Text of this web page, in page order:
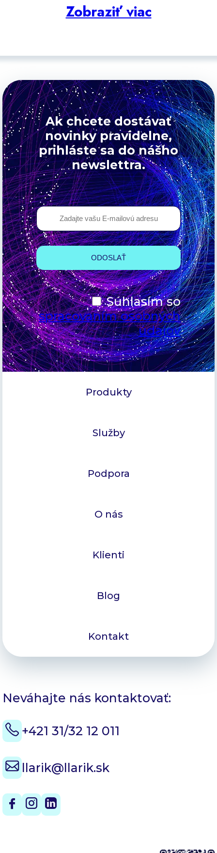
Zobraziť viac
Ak chcete dostávať
novinky pravidelne,
prihláste sa do nášho
newslettra.
Súhlasím so
spracovaním osobných
údajov
Produkty
Služby
Podpora
O nás
Klienti
Blog
Kontakt
Neváhajte nás kontaktovať:
+421 31/32 12 011
llarik@llarik.sk